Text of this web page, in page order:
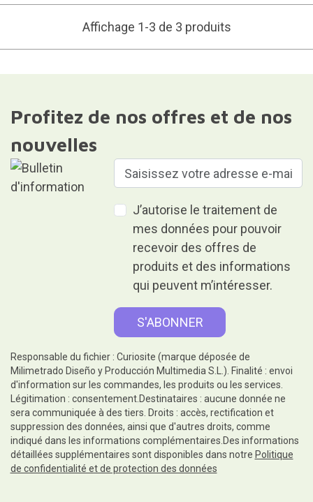
Affichage 1-3 de 3 produits
Profitez de nos offres et de nos
nouvelles
J’autorise le traitement de
mes données pour pouvoir
recevoir des offres de
produits et des informations
qui peuvent m’intéresser.
Responsable du fichier : Curiosite (marque déposée de
Milimetrado Diseño y Producción Multimedia S.L.). Finalité : envoi
d'information sur les commandes, les produits ou les services.
Légitimation : consentement.Destinataires : aucune donnée ne
sera communiquée à des tiers. Droits : accès, rectification et
suppression des données, ainsi que d'autres droits, comme
indiqué dans les informations complémentaires.Des informations
détaillées supplémentaires sont disponibles dans notre Politique
de confidentialité et de protection des données